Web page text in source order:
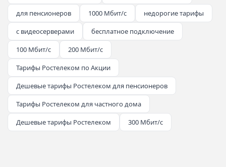
для пенсионеров
1000 Мбит/с
недорогие тарифы
с видеосерверами
бесплатное подключение
100 Мбит/с
200 Мбит/с
Тарифы Ростелеком по Акции
Дешевые тарифы Ростелеком для пенсионеров
Тарифы Ростелеком для частного дома
Дешевые тарифы Ростелеком
300 Мбит/с